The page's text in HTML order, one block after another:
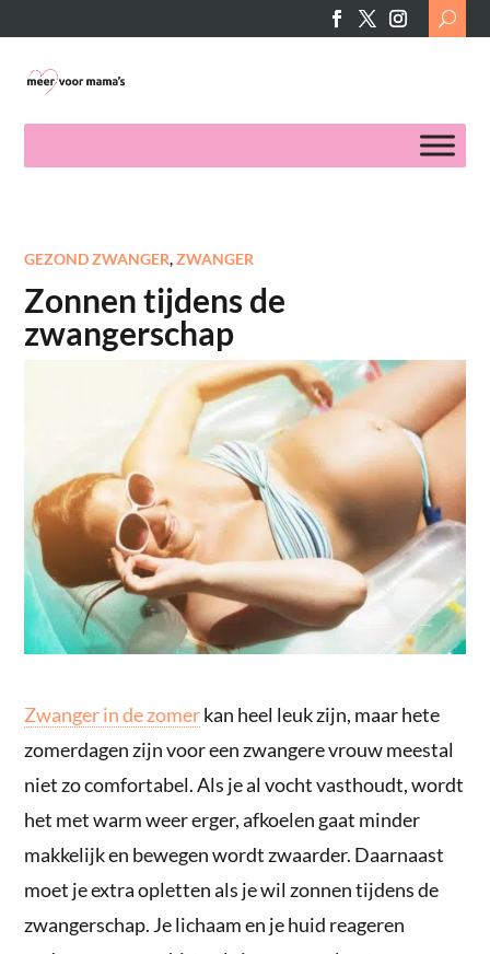
Search
for:
GEZOND ZWANGER,ZWANGER
Zonnen tijdens de
zwangerschap
Zwanger in de zomerkan heel leuk zijn, maar hete
zomerdagen zijn voor een zwangere vrouw meestal
niet zo comfortabel. Als je al vocht vasthoudt, wordt
het met warm weer erger, afkoelen gaat minder
makkelijk en bewegen wordt zwaarder. Daarnaast
moet je extra opletten als je wil zonnen tijdens de
zwangerschap. Je lichaam en je huid reageren